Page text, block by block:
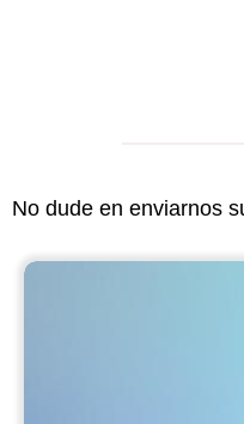
No dude en enviarnos